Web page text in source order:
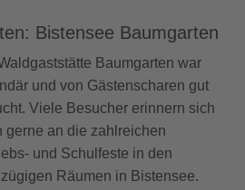
Bistensee Baumgarten
Baumgarten war
und von Gästenscharen gut
Viele Besucher erinnern sich
gerne an die zahlreichen
und Schulfeste in den
Räumen in Bistensee.